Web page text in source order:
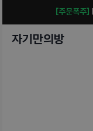
[주문폭주]
자기만의방